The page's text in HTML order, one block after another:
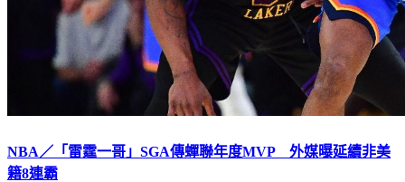
NBA／「雷霆一哥」SGA傳蟬聯年度MVP 外媒曝延續非美
籍8連霸